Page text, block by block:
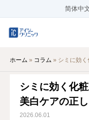
简体中
ホーム » コラム » シミに効く
シミに効く化
美白ケアの正
2026.06.01
料金表
オンライン診療